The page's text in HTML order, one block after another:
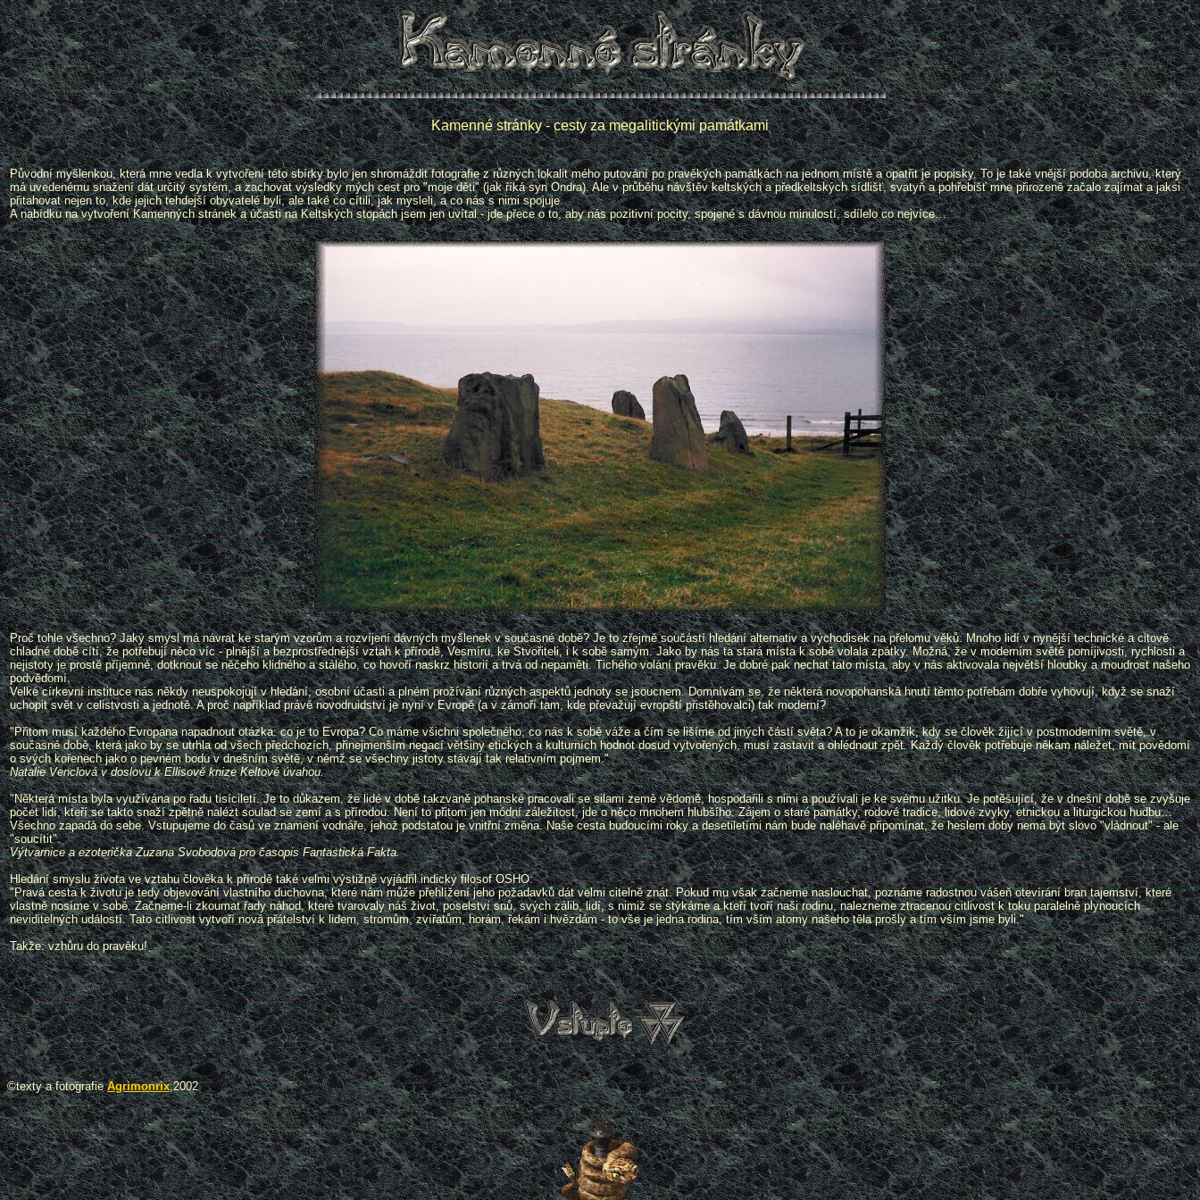
Kamenné stránky - cesty za megalitickými památkami
Původní myšlenkou, která mne vedla k vytvoření této sbírky bylo jen shromáždit fotografie z různých lokalit mého putování po pravěkých památkách na jednom místě a opatřit je popisky. To je také vnější podoba archivu, který
má uvedenému snažení dát určitý systém, a zachovat výsledky mých cest pro "moje děti" (jak říká syn Ondra). Ale v průběhu návštěv keltských a předkeltských sídlišť, svatyň a pohřebišť mne přirozeně začalo zajímat a jaksi
přitahovat nejen to, kde jejich tehdejší obyvatelé byli, ale také co cítili, jak mysleli, a co nás s nimi spojuje.
A nabídku na vytvoření Kamenných stránek a účasti na Keltských stopách jsem jen uvítal - jde přece o to, aby nás pozitivní pocity, spojené s dávnou minulostí, sdílelo co nejvíce…
Proč tohle všechno? Jaký smysl má návrat ke starým vzorům a rozvíjení dávných myšlenek v současné době? Je to zřejmě součástí hledání alternativ a východisek na přelomu věků. Mnoho lidí v nynější technické a citově
chladné době cítí, že potřebují něco víc - plnější a bezprostřednější vztah k přírodě, Vesmíru, ke Stvořiteli, i k sobě samým. Jako by nás ta stará místa k sobě volala zpátky. Možná, že v moderním světě pomíjivosti, rychlosti a
nejistoty je prostě příjemné, dotknout se něčeho klidného a stálého, co hovoří naskrz historií a trvá od nepaměti. Tichého volání pravěku. Je dobré pak nechat tato místa, aby v nás aktivovala největší hloubky a moudrost našeho
podvědomí.
Velké církevní instituce nás někdy neuspokojují v hledání, osobní účasti a plném prožívání různých aspektů jednoty se jsoucnem. Domnívám se, že některá novopohanská hnutí těmto potřebám dobře vyhovují, když se snaží
uchopit svět v celistvosti a jednotě. A proč například právě novodruidství je nyní v Evropě (a v zámoří tam, kde převažují evropští přistěhovalci) tak moderní?
"Přitom musí každého Evropana napadnout otázka: co je to Evropa? Co máme všichni společného, co nás k sobě váže a čím se lišíme od jiných částí světa? A to je okamžik, kdy se člověk žijící v postmoderním světě, v
současné době, která jako by se utrhla od všech předchozích, přinejmenším negací většiny etických a kulturních hodnot dosud vytvořených, musí zastavit a ohlédnout zpět. Každý člověk potřebuje někam náležet, mít povědomí
o svých kořenech jako o pevném bodu v dnešním světě, v němž se všechny jistoty stávají tak relativním pojmem."
Natalie Venclová v doslovu k Ellisově knize Keltové úvahou.
"Některá místa byla využívána po řadu tisíciletí. Je to důkazem, že lidé v době takzvaně pohanské pracovali se silami země vědomě, hospodařili s nimi a používali je ke svému užitku. Je potěšující, že v dnešní době se zvyšuje
počet lidí, kteří se takto snaží zpětně nalézt soulad se zemí a s přírodou. Není to přitom jen módní záležitost, jde o něco mnohem hlubšího. Zájem o staré památky, rodové tradice, lidové zvyky, etnickou a liturgickou hudbu…
Všechno zapadá do sebe. Vstupujeme do časů ve znamení vodnáře, jehož podstatou je vnitřní změna. Naše cesta budoucími roky a desetiletími nám bude naléhavě připomínat, že heslem doby nemá být slovo "vládnout" - ale
"soucítit".
Výtvarnice a ezoterička Zuzana Svobodová pro časopis Fantastická Fakta.
Hledání smyslu života ve vztahu člověka k přírodě také velmi výstižně vyjádřil indický filosof OSHO:
"Pravá cesta k životu je tedy objevování vlastního duchovna, které nám může přehlížení jeho požadavků dát velmi citelně znát. Pokud mu však začneme naslouchat, poznáme radostnou vášeň otevírání bran tajemství, které
vlastně nosíme v sobě. Začneme-li zkoumat řady náhod, které tvarovaly náš život, poselství snů, svých zálib, lidí, s nimiž se stýkáme a kteří tvoří naši rodinu, nalezneme ztracenou citlivost k toku paralelně plynoucích
neviditelných událostí. Tato citlivost vytvoří nová přátelství k lidem, stromům, zvířatům, horám, řekám i hvězdám - to vše je jedna rodina, tím vším atomy našeho těla prošly a tím vším jsme byli."
Takže: vzhůru do pravěku!
©texty a fotografieAgrimonrix,2002